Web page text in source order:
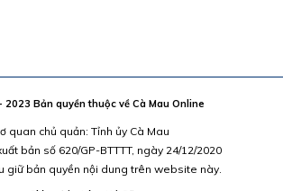
Bản quyền thuộc về Cà Mau Online
quan chủ quản: Tỉnh ủy Cà Mau
bản số 620/GP-BTTTT, ngày 24/12/2020
giữ bản quyền nội dung trên website này.